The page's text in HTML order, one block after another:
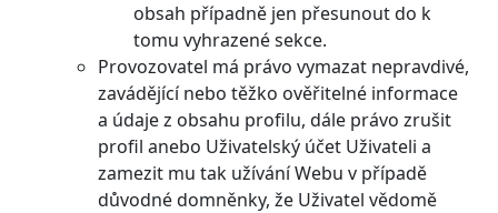
obsah případně jen přesunout do k
tomu vyhrazené sekce.
Provozovatel má právo vymazat nepravdivé,
zavádějící nebo těžko ověřitelné informace
a údaje z obsahu profilu, dále právo zrušit
profil anebo Uživatelský účet Uživateli a
zamezit mu tak užívání Webu v případě
důvodné domněnky, že Uživatel vědomě